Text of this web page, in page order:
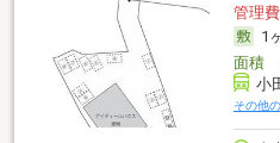
管理
1
面積
小
その他